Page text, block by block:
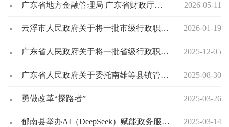
广东省地方金融管理局 广东省财政厅关于印发《广东省政策性农村住房保险实施方案（2025-2027年）》的通知 2026-05-11
云浮市人民政府关于将一批市级行政职权调整由郁南县实施的决定（云府〔2025〕36号） 2026-01-19
广东省人民政府关于将一批省级行政职权调整由县（市）实施的决定 2025-12-05
广东省人民政府关于委托南雄等县镇管理体制改革试点县（市）实施一批省级行政职权的决定 2025-08-30
勇做改革“探路者” 2025-03-26
郁南县举办AI（DeepSeek）赋能政务服务培训班 2025-03-14